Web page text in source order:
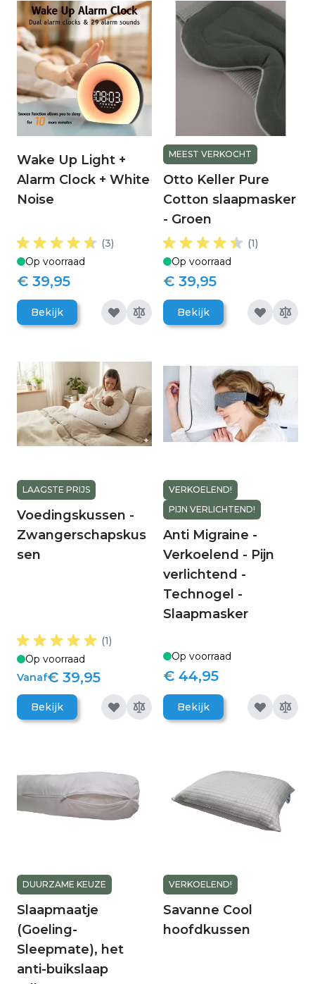
Wake Up Light +
Alarm Clock + White
Noise
(3)
Op voorraad
€ 39,95
Bekijk
MEEST VERKOCHT
Otto Keller Pure
Cotton slaapmasker
- Groen
(1)
Op voorraad
€ 39,95
Bekijk
LAAGSTE PRIJS
Voedingskussen -
Zwangerschapskus
sen
(1)
Op voorraad
Vanaf€ 39,95
Bekijk
VERKOELEND!
PIJN VERLICHTEND!
Anti Migraine -
Verkoelend - Pijn
verlichtend -
Technogel -
Slaapmasker
Op voorraad
€ 44,95
Bekijk
DUURZAME KEUZE
Slaapmaatje
(Goeling-
Sleepmate), het
anti-buikslaap
VERKOELEND!
Savanne Cool
hoofdkussen